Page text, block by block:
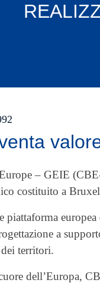
– GEIE
costituito a
piattaforma
a
territori.
dell’Europa,